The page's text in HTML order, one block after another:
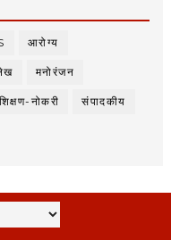
आरोग्य
मनोरंजन
शिक्षण-नोकरी संपादकीय